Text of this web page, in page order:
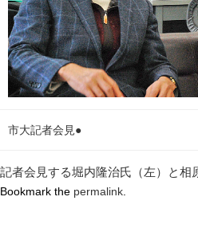
市大記者会見●
記者会見する堀内隆治氏（左）と相
Bookmark the permalink